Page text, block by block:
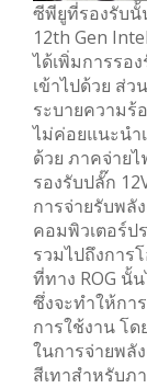
ซีพียูที่รองรับนั้
12th Gen
ได้เพิ่มการรอ
เข้าไปด้วย ส่
ระบายความร้
ไม่ค่อยแนะนำ
ด้วย ภาคจ่าย
รองรับปลั๊ก
การจ่ายรับพลั
คอมพิวเตอร์ป
รวมไปถึงการ
ที่ทาง ROG นั้
ซึ่งจะทำให้กา
การใช้งาน โ
ในการจ่ายพลั
สีเทาสำหรับภ